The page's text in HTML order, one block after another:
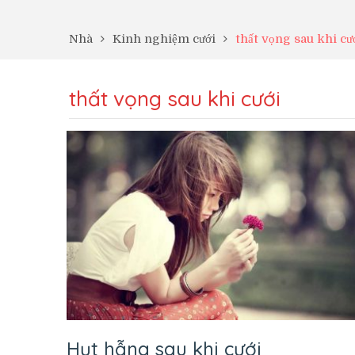
Nhà Kinh nghiệm cưới thất vọng sau khi
thất vọng sau khi cưới
Hụt hẫng sau khi cưới